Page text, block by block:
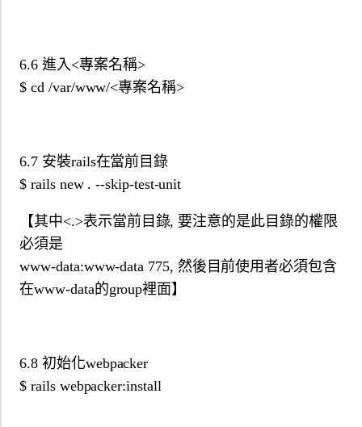
6.6 進入<專案名稱>
$ cd /var/www/<專案名稱>
6.7 安裝rails在當前目錄
$ rails new . --skip-test-unit
【其中<.>表示當前目錄, 要注意的是此目錄的權限
必須是
www-data:www-data 775, 然後目前使用者必須包含
在www-data的group裡面】
6.8 初始化webpacker
$ rails webpacker:install